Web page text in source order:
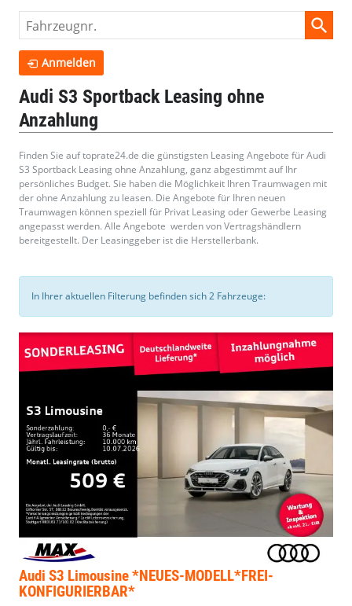
Audi S3 Sportback Leasing ohne
Anzahlung
Finden Sie auf toprate24.de die günstigsten Leasing Angebote für Audi
S3 Sportback Leasing ohne Anzahlung, ganz abgestimmt auf Ihr
persönliches Budget. Sie haben die Möglichkeit Ihren Traumwagen mit
der ohne Anzahlung zu leasen. Die Angebote für Ihren neuen
Traumwagen können speziell für Privat Leasing oder Gewerbe Leasing
angepasst werden. Alle Angebote werden von Vertragshändlern
bereitgestellt. Der Leasinggeber ist die Herstellerbank.
In Ihrer aktuellen Filterung befinden sich2 Fahrzeuge:
Audi S3 Limousine *NEUES-MODELL*FREI-
KONFIGURIERBAR*
Fahrzeugnr.
Anmelden